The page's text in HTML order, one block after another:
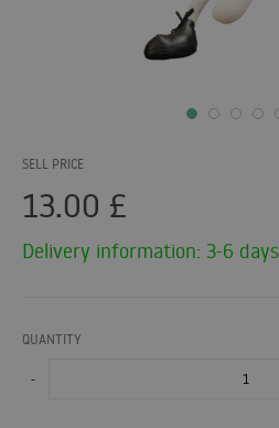
SELL PRICE
13.00 £
Delivery information: 3-6 days
QUANTITY
-